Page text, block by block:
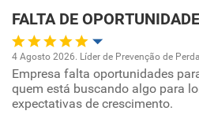
FALTA DE
Oportunidade de promoção
4 Agosto 2026. Líder de Prevenção de
Empresa falta oportunidades
quem está buscando algo para
expectativas de crescimento.